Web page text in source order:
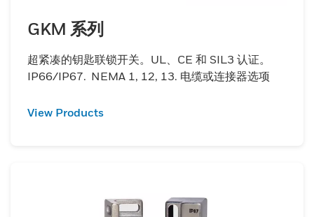
GKM 系列
超紧凑的钥匙联锁开关。UL、CE 和 SIL3 认证。
IP66/IP67. NEMA 1, 12, 13. 电缆或连接器选项
View Products